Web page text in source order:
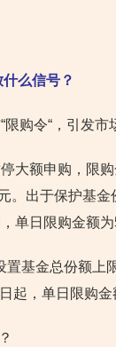
么信号？
购令“，引发市
大额申购，限
。出于保护基
单日限购金额为
基金总份额上
起，单日限购金